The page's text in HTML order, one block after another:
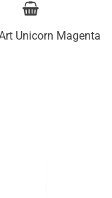
Unicorn Magenta